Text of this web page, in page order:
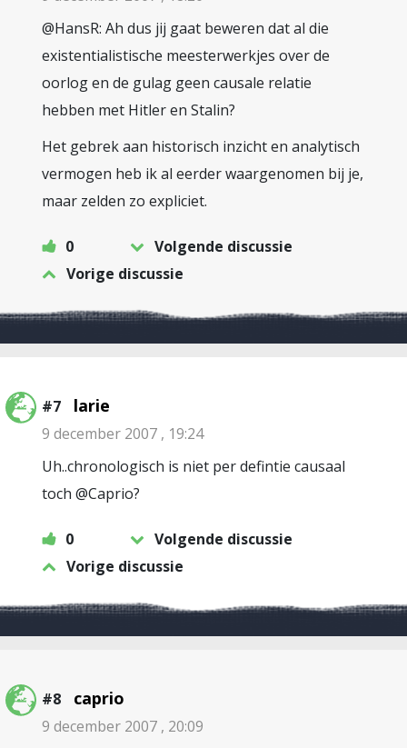
@HansR: Ah dus jij gaat beweren dat al die
existentialistische meesterwerkjes over de
oorlog en de gulag geen causale relatie
hebben met Hitler en Stalin?
Het gebrek aan historisch inzicht en analytisch
vermogen heb ik al eerder waargenomen bij je,
maar zelden zo expliciet.
0
Volgende discussie
Vorige discussie
#7 larie
9 december 2007 , 19:24
Uh..chronologisch is niet per defintie causaal
toch @Caprio?
0
Volgende discussie
Vorige discussie
#8 caprio
9 december 2007 , 20:09